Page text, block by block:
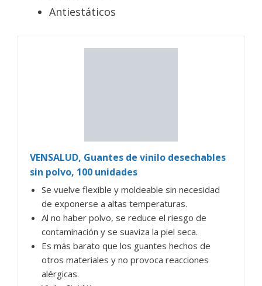
Antiestáticos
VENSALUD, Guantes de vinilo desechables
sin polvo, 100 unidades
Se vuelve flexible y moldeable sin necesidad
de exponerse a altas temperaturas.
Al no haber polvo, se reduce el riesgo de
contaminación y se suaviza la piel seca.
Es más barato que los guantes hechos de
otros materiales y no provoca reacciones
alérgicas.